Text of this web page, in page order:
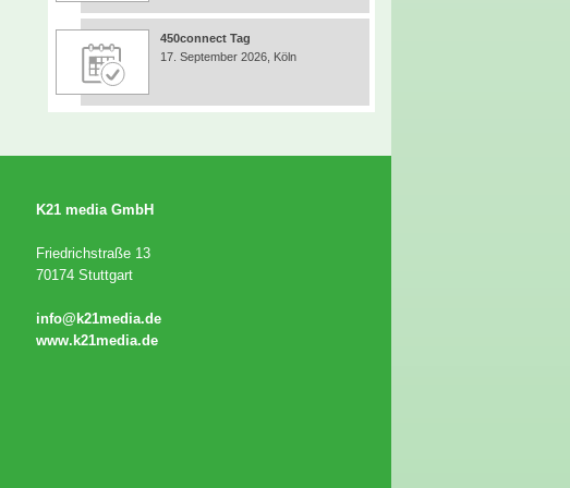
450connect Tag
17. September 2026, Köln
K21 media GmbH
Friedrichstraße 13
70174 Stuttgart
info@k21media.de
www.k21media.de